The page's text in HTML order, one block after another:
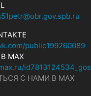
public199260089
MAX
id7813124534_gos
С НАМИ В МАХ